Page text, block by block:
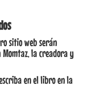
sitio web serán
la creadora y
en el libro en la